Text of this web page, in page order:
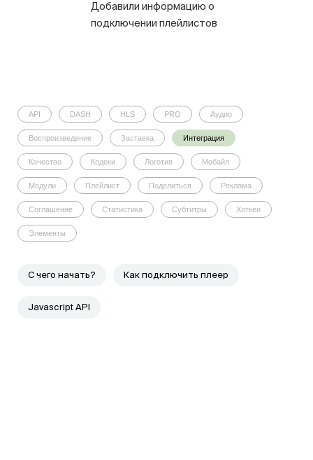
Добавили информацию о
подключении плейлистов
API DASH HLS PRO Аудио
Воспроизведение Заставка Интеграция
Качество Кодеки Логотип Мобайл
Модули Плейлист Поделиться Реклама
Соглашение Статистика Субтитры Хоткеи
Элементы
C чего начать? Как подключить плеер
Javascript API